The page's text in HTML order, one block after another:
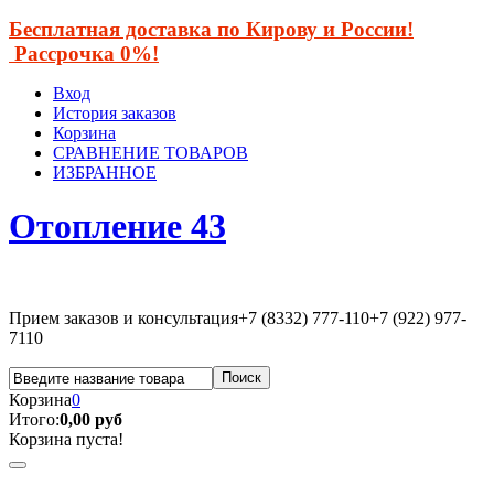
Бесплатная доставка по Кирову и России!
Рассрочка 0%!
Вход
История заказов
Корзина
СРАВНЕНИЕ ТОВАРОВ
ИЗБРАННОЕ
Отопление 43
Прием заказов и консультация+7 (8332) 777-110+7 (922) 977-
7110
Корзина0
Итого:0,00 руб
Корзина пуста!